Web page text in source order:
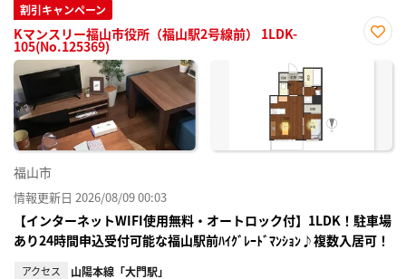
割引キャンペーン
Kマンスリー福山市役所（福山駅2号線前） 1LDK-
105(No.125369)
に入
福山市
情報更新日 2026/08/09 00:03
【インターネットWIFI使用無料・オートロック付】1LDK！駐車場
あり24時間申込受付可能な福山駅前ﾊｲｸﾞﾚｰﾄﾞﾏﾝｼｮﾝ♪複数入居可！
アクセス 山陽本線「大門駅」